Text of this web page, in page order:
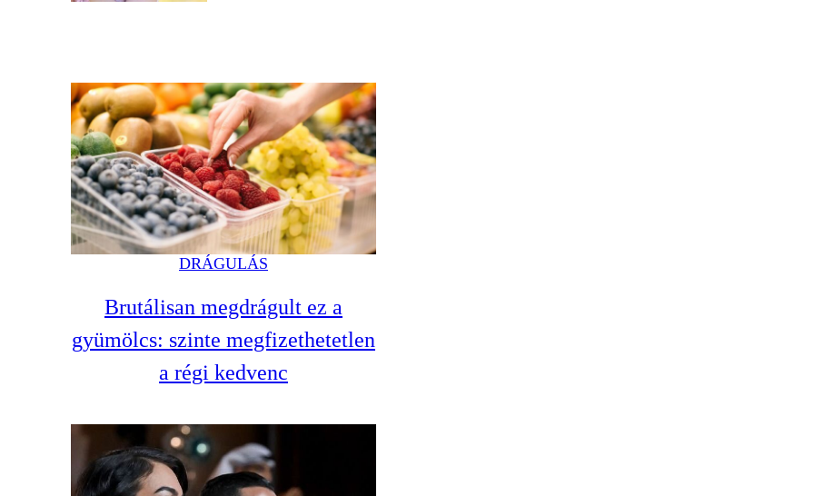
DRÁGULÁS
Brutálisan megdrágult ez a
gyümölcs: szinte megfizethetetlen
a régi kedvenc